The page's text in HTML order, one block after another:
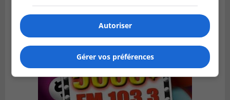
Autoriser
Gérer vos préférences